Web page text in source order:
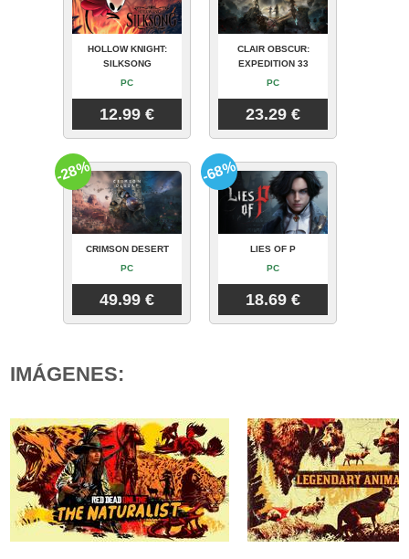
HOLLOW KNIGHT:
SILKSONG
PC
12.99 €
CLAIR OBSCUR:
EXPEDITION 33
PC
23.29 €
CRIMSON DESERT
PC
49.99 €
-28%
LIES OF P
PC
18.69 €
-68%
IMÁGENES: